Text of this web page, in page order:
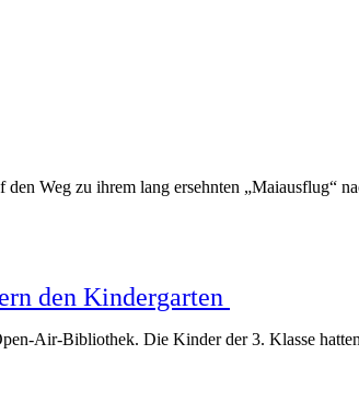
Weg zu ihrem lang ersehnten „Maiausflug“
den Kindergarten
Air-Bibliothek. Die Kinder der 3. Klasse